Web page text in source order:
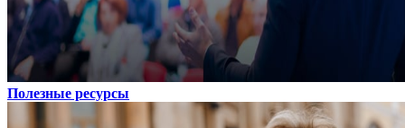
Полезные ресурсы